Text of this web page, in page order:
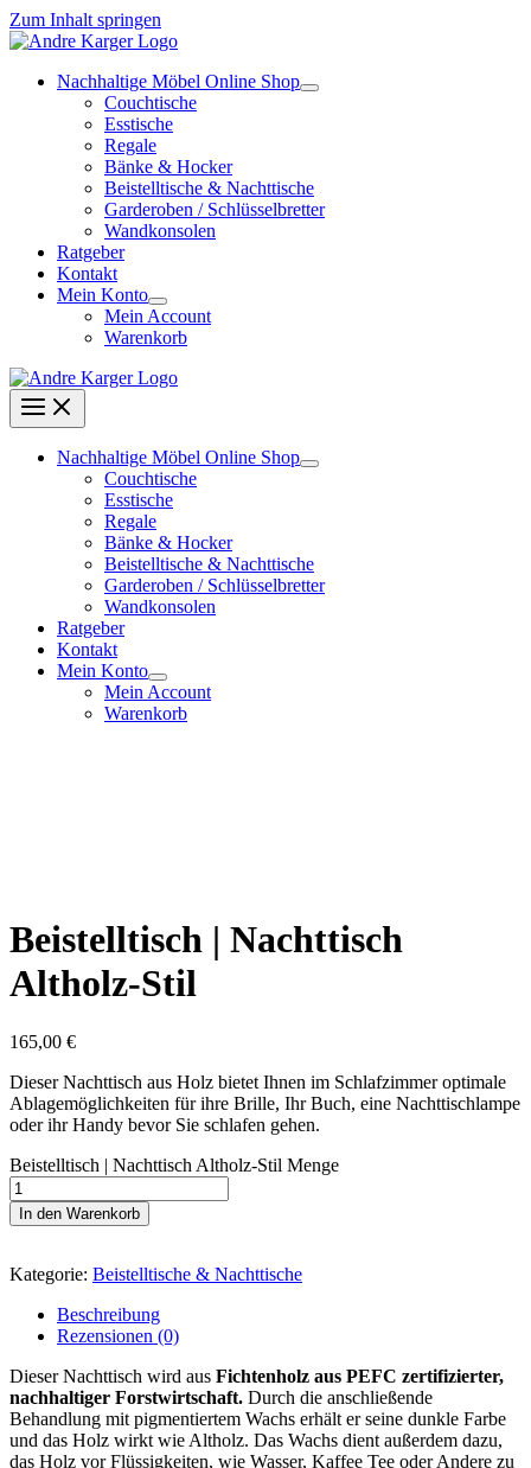
Zum Inhalt springen
Nachhaltige Möbel Online Shop
Couchtische
Esstische
Regale
Bänke & Hocker
Beistelltische & Nachttische
Garderoben / Schlüsselbretter
Wandkonsolen
Ratgeber
Kontakt
Mein Konto
Mein Account
Warenkorb
Nachhaltige Möbel Online Shop
Couchtische
Esstische
Regale
Bänke & Hocker
Beistelltische & Nachttische
Garderoben / Schlüsselbretter
Wandkonsolen
Ratgeber
Kontakt
Mein Konto
Mein Account
Warenkorb
Beistelltisch | Nachttisch
Altholz-Stil
165,00 €
Dieser Nachttisch aus Holz bietet Ihnen im Schlafzimmer optimale
Ablagemöglichkeiten für ihre Brille, Ihr Buch, eine Nachttischlampe
oder ihr Handy bevor Sie schlafen gehen.
Beistelltisch | Nachttisch Altholz-Stil Menge
In den Warenkorb
Kategorie: Beistelltische & Nachttische
Beschreibung
Rezensionen (0)
Dieser Nachttisch wird aus Fichtenholz aus PEFC zertifizierter,
nachhaltiger Forstwirtschaft. Durch die anschließende
Behandlung mit pigmentiertem Wachs erhält er seine dunkle Farbe
und das Holz wirkt wie Altholz. Das Wachs dient außerdem dazu,
das Holz vor Flüssigkeiten, wie Wasser, Kaffee Tee oder Andere zu